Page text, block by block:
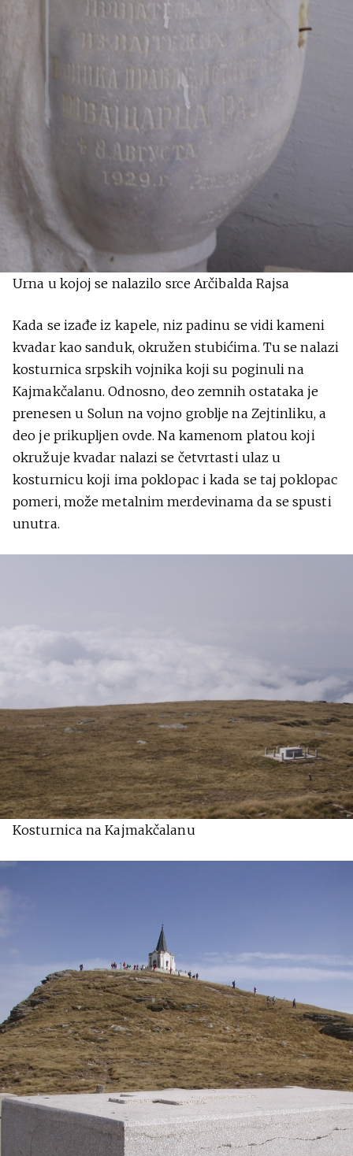
Urna u kojoj se nalazilo srce Arčibalda Rajsa
Kada se izađe iz kapele, niz padinu se vidi kameni
kvadar kao sanduk, okružen stubićima. Tu se nalazi
kosturnica srpskih vojnika koji su poginuli na
Kajmakčalanu. Odnosno, deo zemnih ostataka je
prenesen u Solun na vojno groblje na Zejtinliku, a
deo je prikupljen ovde. Na kamenom platou koji
okružuje kvadar nalazi se četvrtasti ulaz u
kosturnicu koji ima poklopac i kada se taj poklopac
pomeri, može metalnim merdevinama da se spusti
unutra.
Kosturnica na Kajmakčalanu